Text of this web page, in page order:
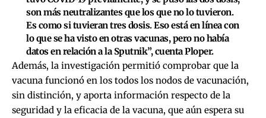
son más neutralizantes que los que no lo tuvieron.
Es como si tuvieran tres dosis. Eso está en línea con
lo que se ha visto en otras vacunas, pero no había
datos en relación a la Sputnik”, cuenta Ploper.
Además, la investigación permitió comprobar que la
vacuna funcionó en los todos los nodos de vacunación,
sin distinción, y aporta información respecto de la
seguridad y la eficacia de la vacuna, que aún espera su